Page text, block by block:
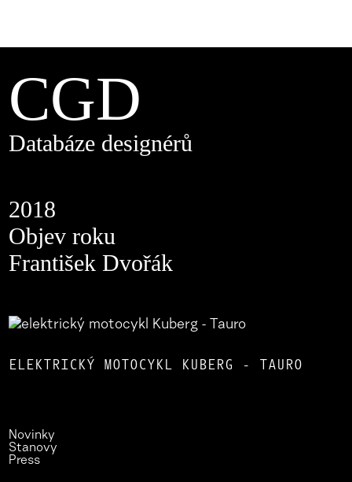
CGD
Databáze designérů
2018
Objev roku
František Dvořák
ELEKTRICKÝ MOTOCYKL KUBERG - TAURO
Novinky
Stanovy
Press